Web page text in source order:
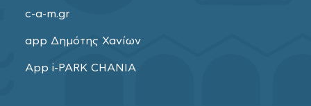
c-a-m.gr
app Δημότης Χανίων
App i-PARK CHANIA